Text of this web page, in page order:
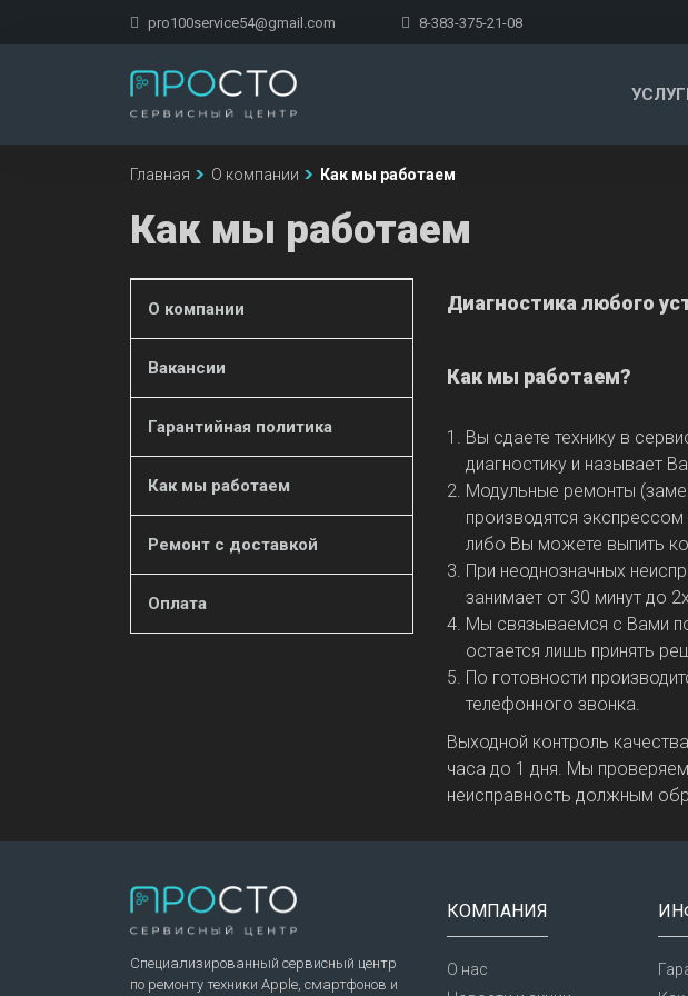
pro100service54@gmail.com 8-383-375-21-08
Главная О компании Как мы работаем
Как мы работаем
О компании
Вакансии
Гарантийная политика
Как мы работаем
Ремонт с доставкой
Оплата
Диагностика любого
Как мы работаем?
Вы сдаете технику в
диагностику и называет
Модульные ремонты
производятся
либо Вы можете выпить
При неоднозначных
занимает от 30 минут до
Мы связываемся с Вами
остается лишь принять
По готовности
телефонного звонка.
Выходной контроль
часа до 1 дня. Мы
неисправность должным
Специализированный сервисный центр
по ремонту техники Apple, смартфонов и
КОМПАНИЯ
О нас